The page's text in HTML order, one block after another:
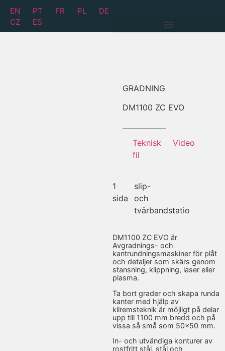
EN PT FR PL
DE
CZ
ES
GRADNING
DM1100 ZC EVO
Teknisk
fil
Video
1
sida
slip-
och
tvärbandstatio
DM1100 ZC EVO är
Avgradnings- och
kantrundningsmaskiner för plåt
och detaljer som skärs genom
stansning, klippning, laser eller
plasma.
Ta bort grader och skapa runda
kanter med hjälp av
kilremsteknik är möjligt på delar
upp till 1100 mm bredd och på
vissa så små som 50×50 mm.
In- och utvändiga konturer av
rostfritt stål, stål och